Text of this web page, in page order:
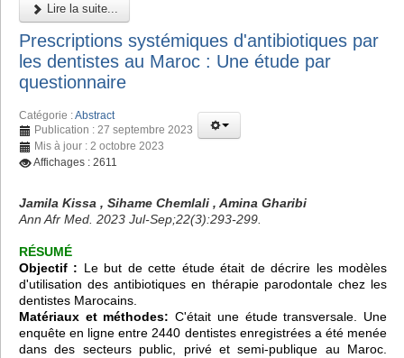
Lire la suite...
Prescriptions systémiques d'antibiotiques par
les dentistes au Maroc : Une étude par
questionnaire
Catégorie :Abstract
Publication : 27 septembre 2023
Mis à jour : 2 octobre 2023
Affichages : 2611
Jamila Kissa , Sihame Chemlali , Amina Gharibi
Ann Afr Med. 2023 Jul-Sep;22(3):293-299.
RÉSUMÉ
Objectif : Le but de cette étude était de décrire les modèles
d'utilisation des antibiotiques en thérapie parodontale chez les
dentistes Marocains.
Matériaux et méthodes: C'était une étude transversale. Une
enquête en ligne entre 2440 dentistes enregistrées a été menée
dans des secteurs public, privé et semi-publique au Maroc.